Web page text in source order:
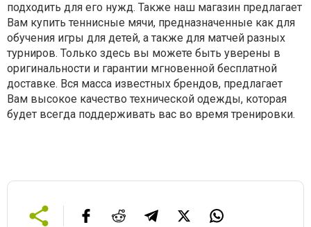
подходить для его нужд. Также наш магазин предлагает
Вам купить теннисные мячи, предназначенные как для
обучения игры для детей, а также для матчей разных
турниров. Только здесь вы можете быть уверены в
оригинальности и гарантии мгновенной бесплатной
доставке. Вся масса известных брендов, предлагает
Вам высокое качество технической одежды, которая
будет всегда поддерживать вас во время тренировки.